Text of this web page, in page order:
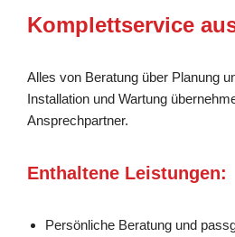
Komplettservice
Alles von Beratung über Planung
Installation und Wartung
Ansprechpartner.
Enthaltene Leistungen:
Persönliche Beratung und